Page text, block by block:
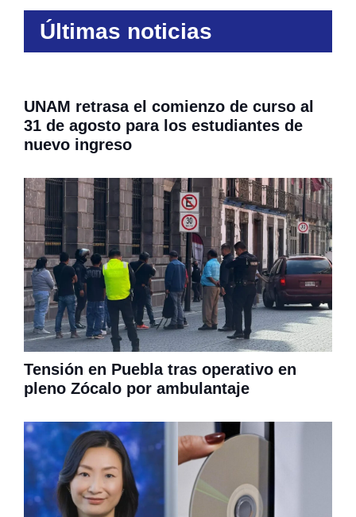
Últimas noticias
UNAM retrasa el comienzo de curso al
31 de agosto para los estudiantes de
nuevo ingreso
Tensión en Puebla tras operativo en
pleno Zócalo por ambulantaje